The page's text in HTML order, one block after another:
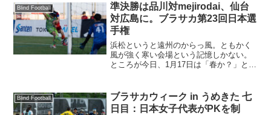
Blind Football
準決勝は品川対mejirodai、仙台
対広島に。ブラサカ第23回日本選
手権
浜松というと遠州のからっ風。ともかく
風が強く寒い会場という記憶しかない。
ところが今日、1月17日は「春か？」と思
ドサッカー日本選手権の準決勝ラウンド
が静岡県浜松...
Blind Football
ブラサカウィーク in うめきた 七
日目：日本女子代表がPKを制